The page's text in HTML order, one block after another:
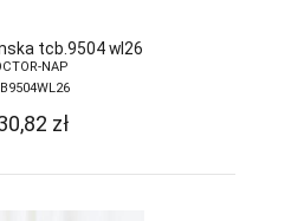
tcb.9504 wl26
NAP
zł